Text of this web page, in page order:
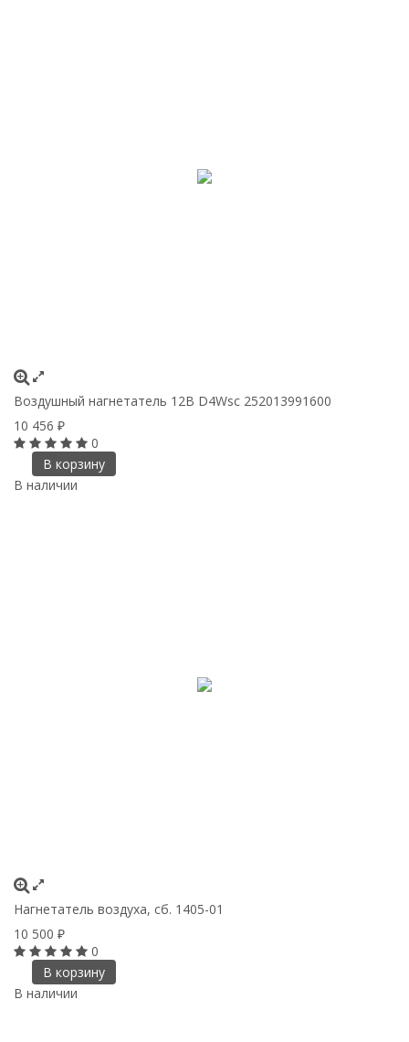
Воздушный нагнетатель 12В D4Wsc 252013991600
10 456 ₽
0
В корзину
В наличии
Нагнетатель воздуха, сб. 1405-01
10 500 ₽
0
В корзину
В наличии